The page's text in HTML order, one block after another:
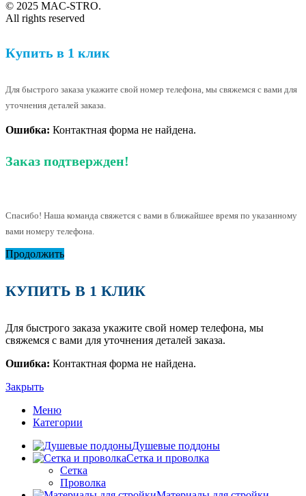
© 2025 MAC-STRO.
All rights reserved
Купить в 1 клик
Для быстрого заказа укажите свой номер телефона, мы свяжемся с вами для
уточнения деталей заказа.
Ошибка: Контактная форма не найдена.
Заказ подтвержден!
Спасибо! Наша команда свяжется с вами в ближайшее время по указанному
вами номеру телефона.
Продолжить
КУПИТЬ В 1 КЛИК
Для быстрого заказа укажите свой номер телефона, мы
свяжемся с вами для уточнения деталей заказа.
Ошибка: Контактная форма не найдена.
Закрыть
Меню
Категории
Душевые поддоны
Сетка и проволка
Сетка
Проволка